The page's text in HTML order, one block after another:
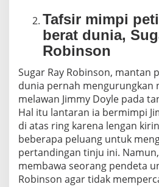
Tafsir mimpi
berat dunia,
Robinson
Sugar Ray Robinson, mantan
dunia pernah mengurungkan
melawan Jimmy Doyle pada
Hal itu lantaran ia bermimpi
di atas ring karena lengan
beberapa peluang untuk
pertandingan tinju ini.
membawa seorang pendeta
Robinson agar tidak